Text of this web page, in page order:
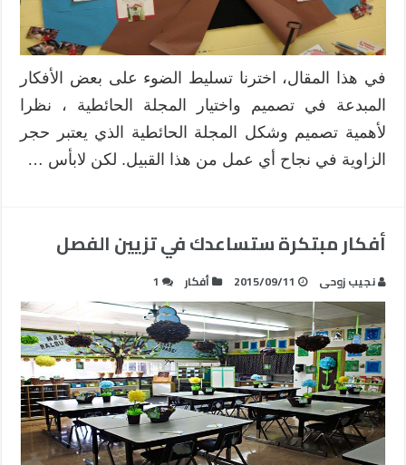
في هذا المقال، اخترنا تسليط الضوء على بعض الأفكار
المبدعة في تصميم واختيار المجلة الحائطية ، نظرا
لأهمية تصميم وشكل المجلة الحائطية الذي يعتبر حجر
الزاوية في نجاح أي عمل من هذا القبيل. لكن لابأس …
أفكار مبتكرة ستساعدك في تزيين الفصل
نجيب زوحى 2015/09/11 أفكار 1